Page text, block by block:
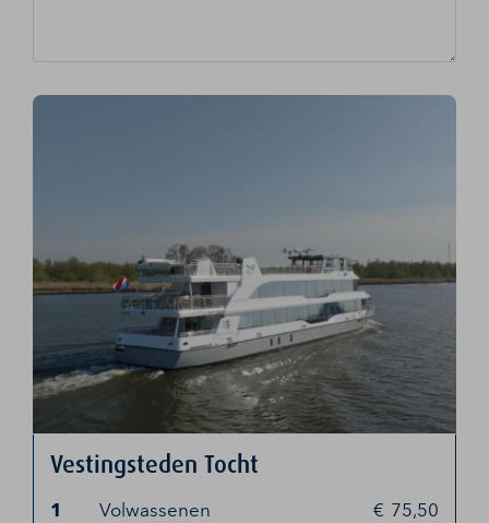
Vestingsteden Tocht
1 Volwassenen 75,50